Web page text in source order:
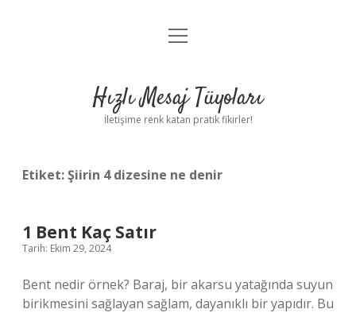
Anasayfa
Yasal Uyarı
menüyü
Hızlı Mesaj Tüyoları
İletişime renk katan pratik fikirler!
Etiket:Şiirin 4 dizesine ne denir
1 Bent Kaç Satır
Tarih: Ekim 29, 2024
Bent nedir örnek? Baraj, bir akarsu yatağında suyun
birikmesini sağlayan sağlam, dayanıklı bir yapıdır. Bu